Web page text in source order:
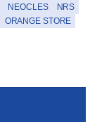
NEOCLES
NRS
ORANGE STORE